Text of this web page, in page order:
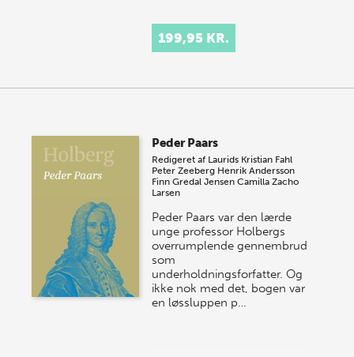
199,95 KR.
Peder Paars
Redigeret af Laurids Kristian Fahl
Peter Zeeberg Henrik Andersson
Finn Gredal Jensen Camilla Zacho
Larsen
Peder Paars var den lærde
unge professor Holbergs
overrumplende gennembrud
som
underholdningsforfatter. Og
ikke nok med det, bogen var
en løssluppen p…